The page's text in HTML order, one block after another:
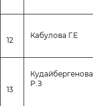
12
Кабулова Г.Е
13
Кудайбергенова
Р.З